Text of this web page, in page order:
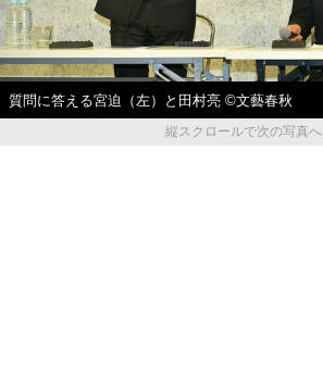
質問に答える宮迫（左）と田村亮 ©文藝春秋
縦スクロールで次の写真へ